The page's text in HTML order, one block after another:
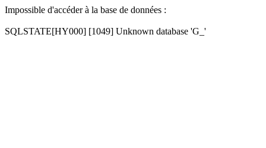
Impossible d'accéder à la base de données :
SQLSTATE[HY000] [1049] Unknown database 'G_'